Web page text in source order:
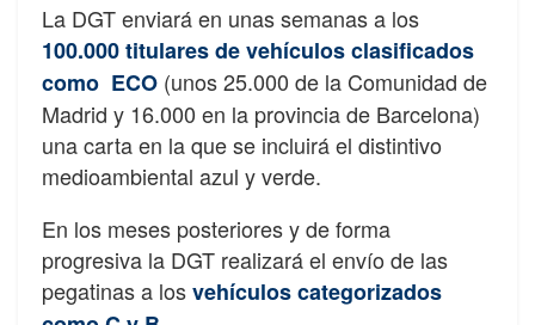
La DGT enviará en unas semanas a los
100.000 titulares de vehículos clasificados
como ECO (unos 25.000 de la Comunidad de
Madrid y 16.000 en la provincia de Barcelona)
una carta en la que se incluirá el distintivo
medioambiental azul y verde.
En los meses posteriores y de forma
progresiva la DGT realizará el envío de las
pegatinas a losvehículos categorizados